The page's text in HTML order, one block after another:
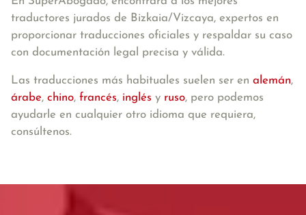
traductores jurados de Bizkaia/Vizcaya, expertos en
proporcionar traducciones oficiales y respaldar su caso
con documentación legal precisa y válida.
Las traducciones más habituales suelen ser en alemán,
árabe, chino, francés, inglés y ruso, pero podemos
ayudarle en cualquier otro idioma que requiera,
consúltenos.